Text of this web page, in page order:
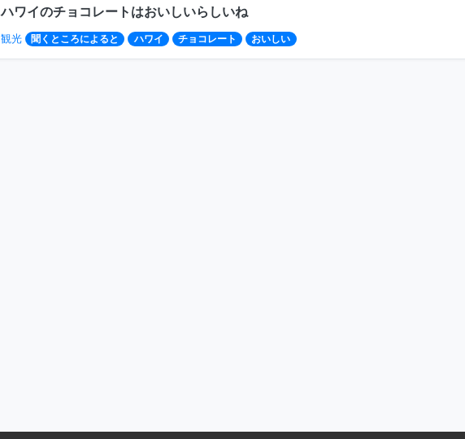
ハワイのチョコレートはおいしいらしいね
観光 聞くところによると ハワイ チョコレート おいしい